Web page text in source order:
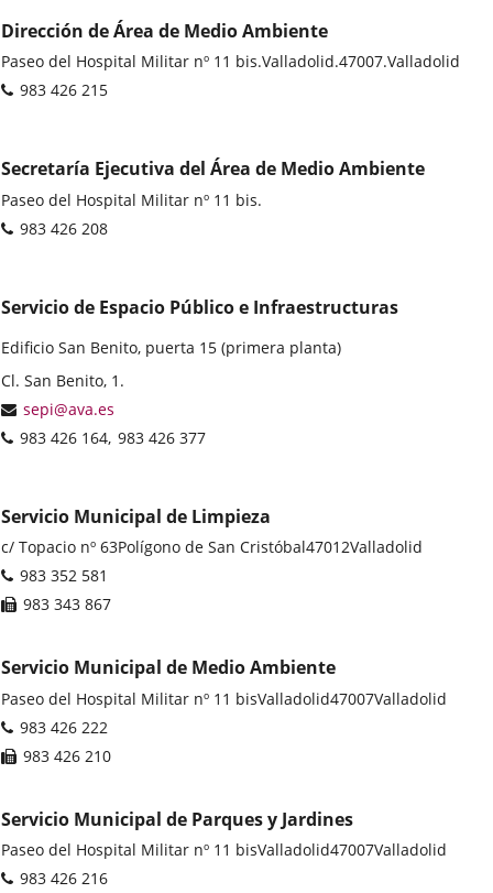
Dirección de Área de Medio Ambiente
Dirección
postal
Paseo del Hospital Militar nº 11 bis.Valladolid.47007.Valladolid
Teléfonos
983 426 215
Secretaría Ejecutiva del Área de Medio Ambiente
Dirección
postal
Paseo del Hospital Militar nº 11 bis.
Teléfonos
983 426 208
Servicio de Espacio Público e Infraestructuras
Edificio San Benito, puerta 15 (primera planta)
Dirección
postal
Cl. San Benito, 1.
Dirección
de
sepi@ava.es
Teléfonos
983 426 164 983 426 377
Servicio Municipal de Limpieza
Dirección
postal
c/ Topacio nº 63Polígono de San Cristóbal47012Valladolid
Teléfonos
983 352 581
Fax
983 343 867
Servicio Municipal de Medio Ambiente
Dirección
postal
Paseo del Hospital Militar nº 11 bisValladolid47007Valladolid
Teléfonos
983 426 222
Fax
983 426 210
Servicio Municipal de Parques y Jardines
Dirección
postal
Paseo del Hospital Militar nº 11 bisValladolid47007Valladolid
Teléfonos
983 426 216